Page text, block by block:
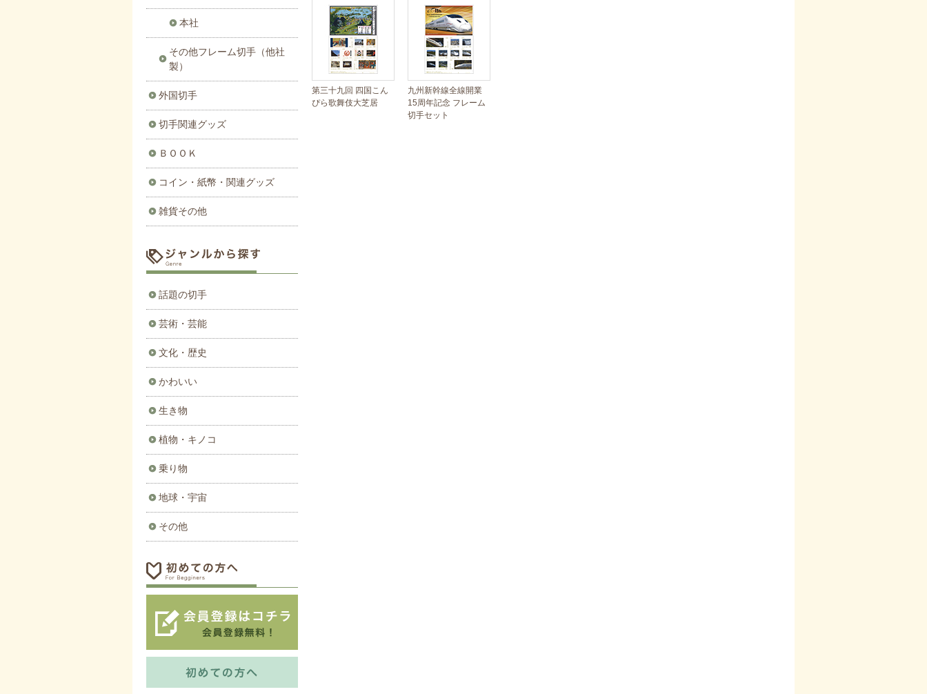
第三十九回 四国こん
ぴら歌舞伎大芝居
九州新幹線全線開業
15周年記念 フレーム
切手セット
本社
その他フレーム切手（他社
製）
外国切手
切手関連グッズ
ＢＯＯＫ
コイン・紙幣・関連グッズ
雑貨その他
話題の切手
芸術・芸能
文化・歴史
かわいい
生き物
植物・キノコ
乗り物
地球・宇宙
その他